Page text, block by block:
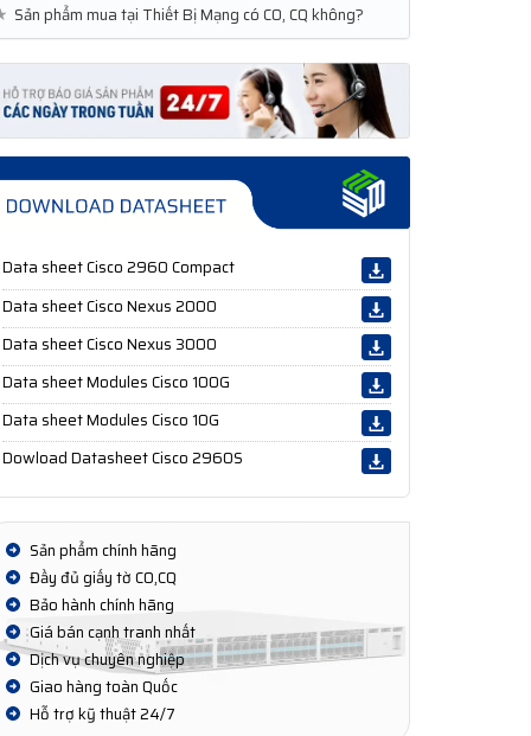
Sản phẩm mua tại Thiết Bị Mạng có CO, CQ không?
Data sheet Cisco 2960 Compact
Data sheet Cisco Nexus 2000
Data sheet Cisco Nexus 3000
Data sheet Modules Cisco 100G
Data sheet Modules Cisco 10G
Dowload Datasheet Cisco 2960S
Sản phẩm chính hãng
Đầy đủ giấy tờ CO,CQ
Bảo hành chính hãng
Giá bán cạnh tranh nhất
Dịch vụ chuyên nghiệp
Giao hàng toàn Quốc
Hỗ trợ kỹ thuật 24/7